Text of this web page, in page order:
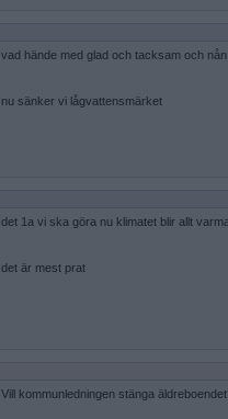
vad hände med glad och tacksam och
nu sänker vi lågvattensmärket
det 1a vi ska göra nu klimatet blir allt
det är mest prat
Vill kommunledningen stänga